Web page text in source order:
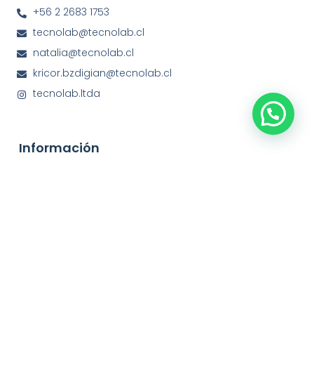
Información
+56 2 2683 1753
tecnolab@tecnolab.cl
natalia@tecnolab.cl
kricor.bzdigian@tecnolab.cl
tecnolab.ltda